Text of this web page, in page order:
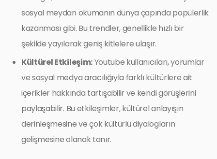
sosyal meydan okumanın dünya çapında popülerlik
kazanması gibi. Bu trendler, genellikle hızlı bir
şekilde yayılarak geniş kitlelere ulaşır.
Kültürel Etkileşim:Youtube kullanıcıları, yorumlar
ve sosyal medya aracılığıyla farklı kültürlere ait
içerikler hakkında tartışabilir ve kendi görüşlerini
paylaşabilir. Bu etkileşimler, kültürel anlayışın
derinleşmesine ve çok kültürlü diyalogların
gelişmesine olanak tanır.